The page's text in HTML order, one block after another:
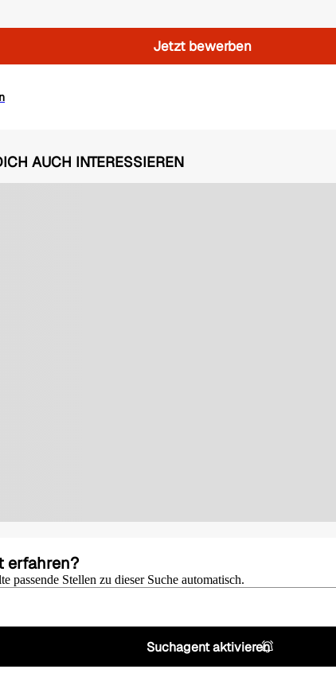
Jetzt bewerben
AUCH INTERESSIEREN
erfahren?
passende Stellen zu dieser Suche automatisch.
Suchagent aktivieren